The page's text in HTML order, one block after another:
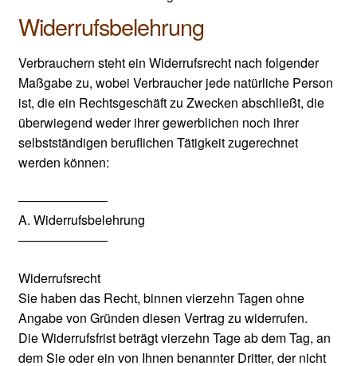
Fahrzeugidentifikator
Ankauf/Pfand und Austauschteile
Fahrwerke
PDF-Downloads
Widerrufsbelehrung
Verbrauchern steht ein Widerrufsrecht nach folgender
Maßgabe zu, wobei Verbraucher jede natürliche Person
ist, die ein Rechtsgeschäft zu Zwecken abschließt, die
überwiegend weder ihrer gewerblichen noch ihrer
selbstständigen beruflichen Tätigkeit zugerechnet
werden können:
———————
A. Widerrufsbelehrung
———————
Widerrufsrecht
Sie haben das Recht, binnen vierzehn Tagen ohne
Angabe von Gründen diesen Vertrag zu widerrufen.
Die Widerrufsfrist beträgt vierzehn Tage ab dem Tag, an
dem Sie oder ein von Ihnen benannter Dritter, der nicht